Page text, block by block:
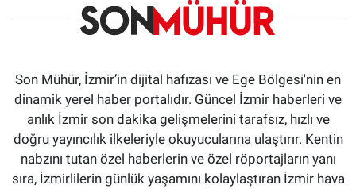
Son Mühür, İzmir’in dijital hafızası ve Ege Bölgesi'nin en
dinamik yerel haber portalıdır. Güncel İzmir haberleri ve
anlık İzmir son dakika gelişmelerini tarafsız, hızlı ve
doğru yayıncılık ilkeleriyle okuyucularına ulaştırır. Kentin
nabzını tutan özel haberlerin ve özel röportajların yanı
sıra, İzmirlilerin günlük yaşamını kolaylaştıran İzmir hava